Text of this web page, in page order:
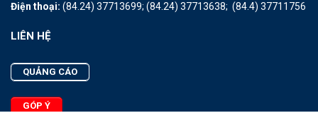
Điện thoại: (84.24) 37713699; (84.24) 37713638; (84.4) 37711756
LIÊN HỆ
QUẢNG CÁO
GÓP Ý